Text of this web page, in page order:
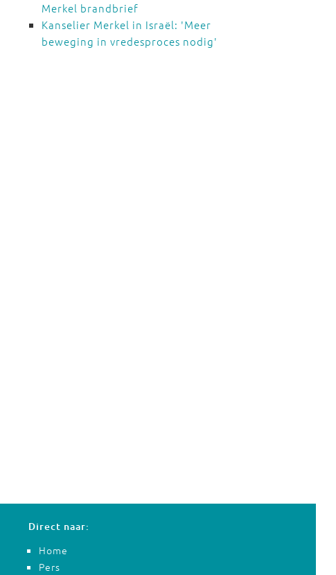
Merkel brandbrief
Kanselier Merkel in Israël: 'Meer
beweging in vredesproces nodig'
Direct naar:
Home
Pers